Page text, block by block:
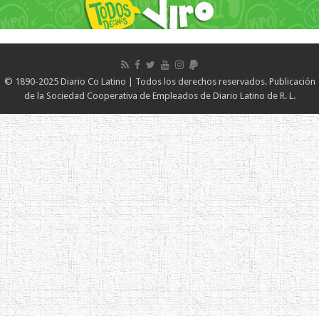
© 1890-2025 Diario Co Latino | Todos los derechos reservados. Publicación
de la Sociedad Cooperativa de Empleados de Diario Latino de R. L.